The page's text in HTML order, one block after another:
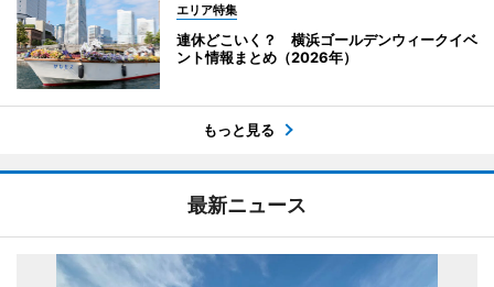
エリア特集
連休どこいく？ 横浜ゴールデンウィークイベ
ント情報まとめ（2026年）
もっと見る
最新ニュース